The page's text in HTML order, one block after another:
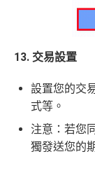
13. 交易設置
設置您的交
式等。
注意：若您
獨發送您的